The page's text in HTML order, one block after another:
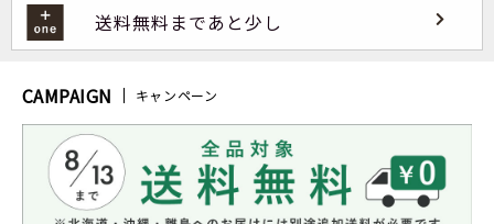
送料無料まであと少し
CAMPAIGN キャンペーン